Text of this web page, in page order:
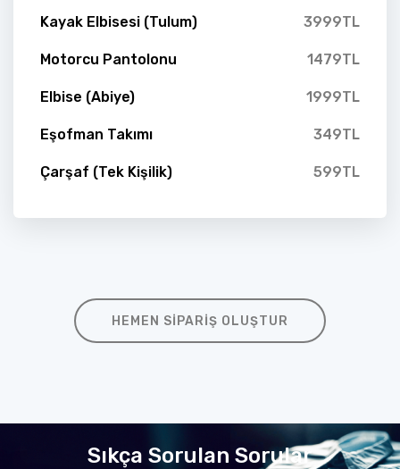
Kayak Elbisesi (Tulum) 3999TL
Motorcu Pantolonu 1479TL
Elbise (Abiye) 1999TL
Eşofman Takımı 349TL
Çarşaf (Tek Kişilik) 599TL
HEMEN SIPARIŞ OLUŞTUR
Sıkça Sorulan Sorular